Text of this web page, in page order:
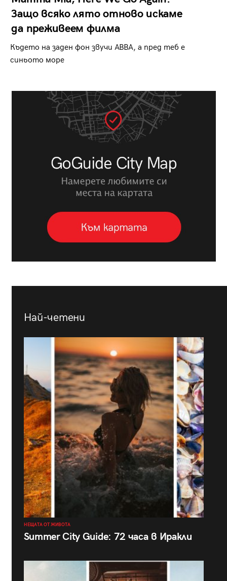
Защо всяко лято отново искаме
да преживеем филма
Където на заден фон звучи ABBA, а пред теб е
синьото море
Най-четени
НЕЩАТА ОТ ЖИВОТА
Summer City Guide: 72 часа в Иракли